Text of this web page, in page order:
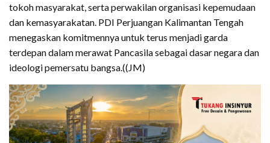
tokoh masyarakat, serta perwakilan organisasi kepemudaan
dan kemasyarakatan. PDI Perjuangan Kalimantan Tengah
menegaskan komitmennya untuk terus menjadi garda
terdepan dalam merawat Pancasila sebagai dasar negara dan
ideologi pemersatu bangsa.((JM)